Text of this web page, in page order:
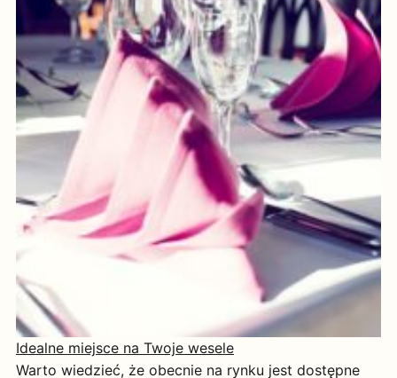
Idealne miejsce na Twoje wesele
Warto wiedzieć, że obecnie na rynku jest dostępne